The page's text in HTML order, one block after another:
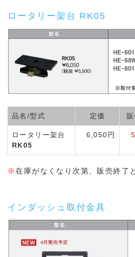
ロータリー架台 RK05
品名/型式 定価
ロータリー架台
RK05
6,050円
※在庫がなくなり次第、販売終了
インダッシュ取付金具